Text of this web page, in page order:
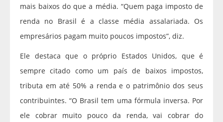
mais baixos do que a média. “Quem paga imposto de
renda no Brasil é a classe média assalariada. Os
empresários pagam muito poucos impostos”, diz.
Ele destaca que o próprio Estados Unidos, que é
sempre citado como um país de baixos impostos,
tributa em até 50% a renda e o patrimônio dos seus
contribuintes. “O Brasil tem uma fórmula inversa. Por
ele cobrar muito pouco da renda, vai cobrar do